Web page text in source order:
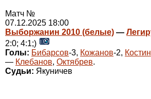
Матч №
07.12.2025 18:00
Выборжанин 2010 (белые) —
2:0; 4:1;)
Голы: Бибарсов-3, Кожанов-2, Костин
— Клебанов, Октябрев.
Судьи: Якуничев